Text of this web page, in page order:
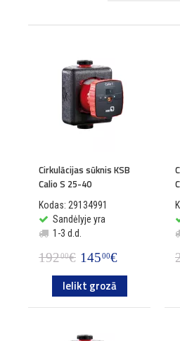
Cirkulācijas sūknis KSB
Calio S 25-40
Kodas: 29134991
Sandėlyje yra
1-3 d.d.
19200€ 14500€
Ielikt grozā